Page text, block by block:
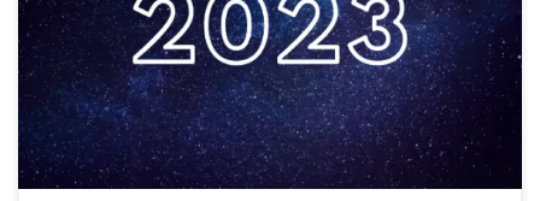
Indonéziában 2023-ben. 2023. január 1. – vasárnap – Újév 2023.
január 22. – vasárnap – Kínai újév 2023. február 18. – szombat – Isra
Mi’raj 2023. március 22. – szerda – Újév a Bali hindu naptár szerint
2023. április 7. – péntek – Nagypéntek 2023. […]